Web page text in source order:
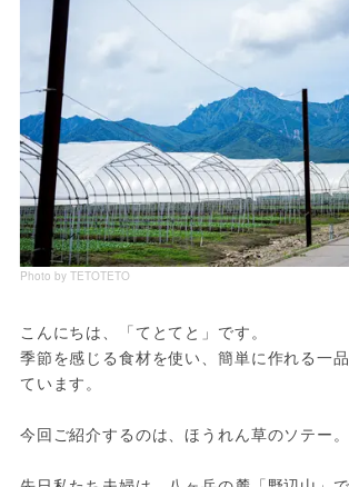
Photo by TETOTETO
こんにちは、「てとてと」です。
季節を感じる食材を使い、簡単に作れる一
ています。
今回ご紹介するのは、ほうれん草のソテー。